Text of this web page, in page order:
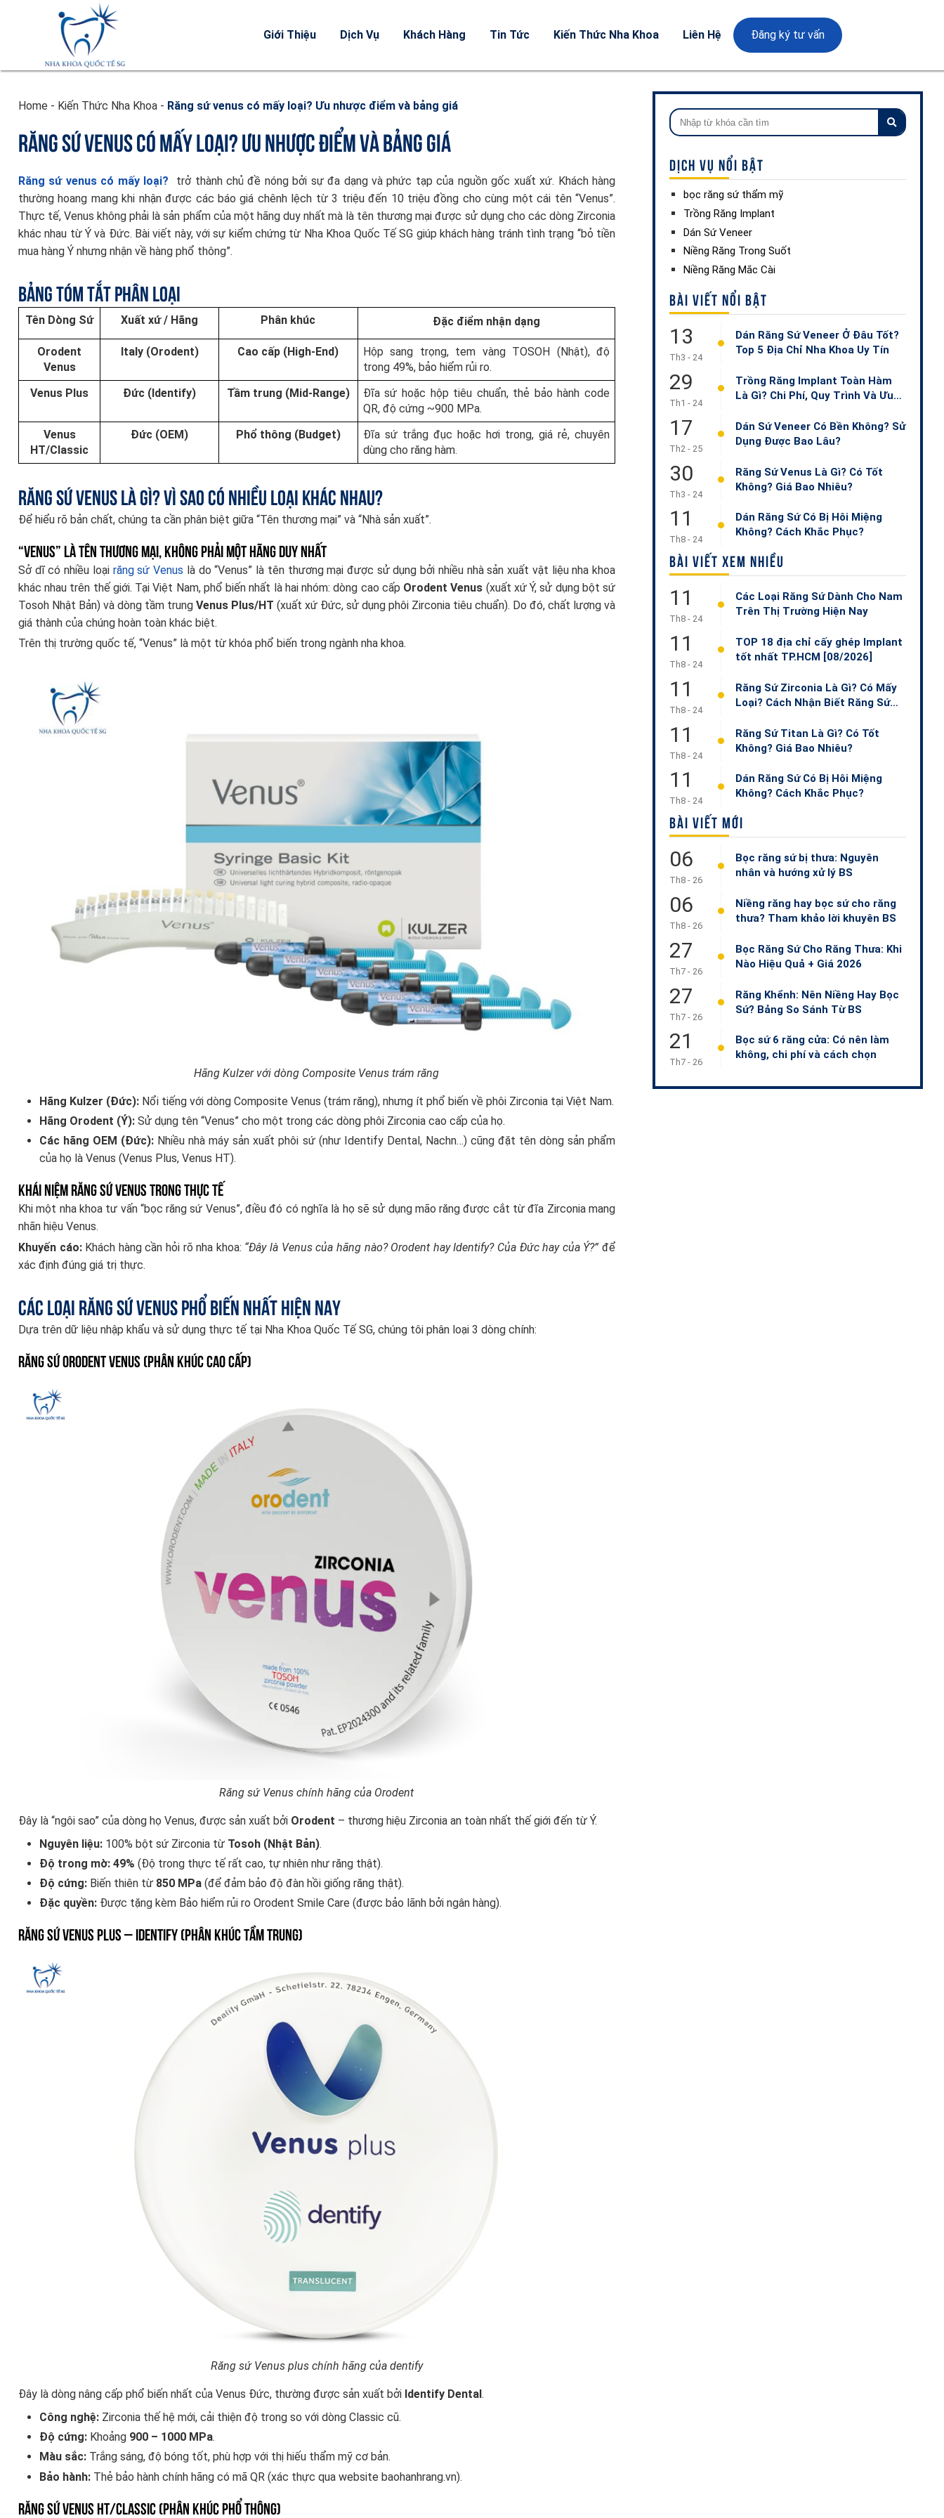
Giới Thiệu Dịch Vụ Khách Hàng Tin Tức Kiến Thức Nha Khoa Liên Hệ Đăng ký tư vấn
Home - Kiến Thức Nha Khoa - Răng sứ venus có mấy loại? Ưu nhược điểm và bảng giá
RĂNG SỨ VENUS CÓ MẤY LOẠI? ƯU NHƯỢC ĐIỂM VÀ BẢNG GIÁ
Răng sứ venus có mấy loại?
trở thành chủ đề nóng bởi sự đa dạng và phức tạp của nguồn gốc xuất xứ. Khách hàng
thường hoang mang khi nhận được các báo giá chênh lệch từ 3 triệu đến 10 triệu đồng cho cùng một cái tên “Venus”.
Thực tế, Venus không phải là sản phẩm của một hãng duy nhất mà là tên thương mại được sử dụng cho các dòng Zirconia
khác nhau từ Ý và Đức. Bài viết này, với sự kiểm chứng từ Nha Khoa Quốc Tế SG giúp khách hàng tránh tình trạng “bỏ tiền
mua hàng Ý nhưng nhận về hàng phổ thông”.
Bảng Tóm Tắt Phân Loại
Tên Dòng Sứ Xuất xứ / Hãng Phân khúc Đặc điểm nhận dạng
Orodent
Venus
Italy (Orodent) Cao cấp (High-End)
Hộp sang trọng, tem vàng TOSOH (Nhật), độ
trong 49%, bảo hiểm rủi ro.
Venus Plus
Đức (Identify) Tầm trung (Mid-Range)
Đĩa sứ hoặc hộp tiêu chuẩn, thẻ bảo hành code
QR, độ cứng ~900 MPa.
Venus
HT/Classic
Đức (OEM) Phổ thông (Budget)
Đĩa sứ trắng đục hoặc hơi trong, giá rẻ, chuyên
dùng cho răng hàm.
Răng sứ Venus là gì? Vì sao có nhiều loại khác nhau?
Để hiểu rõ bản chất, chúng ta cần phân biệt giữa “Tên thương mại” và “Nhà sản xuất”.
“Venus” là tên thương mại, không phải một hãng duy nhất
Sở dĩ có nhiều loại răng sứ Venus là do “Venus” là tên thương mại được sử dụng bởi nhiều nhà sản xuất vật liệu nha khoa
khác nhau trên thế giới. Tại Việt Nam, phổ biến nhất là hai nhóm: dòng cao cấp Orodent Venus (xuất xứ Ý, sử dụng bột sứ
Tosoh Nhật Bản) và dòng tầm trung Venus Plus/HT (xuất xứ Đức, sử dụng phôi Zirconia tiêu chuẩn). Do đó, chất lượng và
giá thành của chúng hoàn toàn khác biệt.
Trên thị trường quốc tế, “Venus” là một từ khóa phổ biến trong ngành nha khoa.
Hãng Kulzer với dòng Composite Venus trám răng
Hãng Kulzer (Đức): Nổi tiếng với dòng Composite Venus (trám răng), nhưng ít phổ biến về phôi Zirconia tại Việt Nam.
Hãng Orodent (Ý): Sử dụng tên “Venus” cho một trong các dòng phôi Zirconia cao cấp của họ.
Các hãng OEM (Đức): Nhiều nhà máy sản xuất phôi sứ (như Identify Dental, Nachn…) cũng đặt tên dòng sản phẩm
của họ là Venus (Venus Plus, Venus HT).
Khái niệm răng sứ Venus trong thực tế
Khi một nha khoa tư vấn “bọc răng sứ Venus”, điều đó có nghĩa là họ sẽ sử dụng mão răng được cắt từ đĩa Zirconia mang
nhãn hiệu Venus.
Khuyến cáo:Khách hàng cần hỏi rõ nha khoa: “Đây là Venus của hãng nào? Orodent hay Identify? Của Đức hay của Ý?” để
xác định đúng giá trị thực.
Các Loại Răng Sứ Venus Phổ Biến Nhất Hiện Nay
Dựa trên dữ liệu nhập khẩu và sử dụng thực tế tại Nha Khoa Quốc Tế SG, chúng tôi phân loại 3 dòng chính:
Răng sứ Orodent Venus (Phân khúc Cao cấp)
Răng sứ Venus chính hãng của Orodent
Đây là “ngôi sao” của dòng họ Venus, được sản xuất bởi Orodent – thương hiệu Zirconia an toàn nhất thế giới đến từ Ý.
Nguyên liệu: 100% bột sứ Zirconia từ Tosoh (Nhật Bản).
Độ trong mờ: 49% (Độ trong thực tế rất cao, tự nhiên như răng thật).
Độ cứng: Biến thiên từ 850 MPa (để đảm bảo độ đàn hồi giống răng thật).
Đặc quyền: Được tặng kèm Bảo hiểm rủi ro Orodent Smile Care (được bảo lãnh bởi ngân hàng).
Răng sứ Venus Plus – Identify (Phân khúc Tầm trung)
Răng sứ Venus plus chính hãng của dentify
Đây là dòng nâng cấp phổ biến nhất của Venus Đức, thường được sản xuất bởi Identify Dental.
Công nghệ: Zirconia thế hệ mới, cải thiện độ trong so với dòng Classic cũ.
Độ cứng: Khoảng 900 – 1000 MPa.
Màu sắc: Trắng sáng, độ bóng tốt, phù hợp với thị hiếu thẩm mỹ cơ bản.
Bảo hành: Thẻ bảo hành chính hãng có mã QR (xác thực qua website baohanhrang.vn).
Răng sứ Venus HT/Classic (Phân khúc Phổ thông)
DỊCH VỤ NỔI BẬT
bọc răng sứ thẩm mỹ
Trồng Răng Implant
Dán Sứ Veneer
Niềng Răng Trong Suốt
Niềng Răng Mắc Cài
BÀI VIẾT NỔI BẬT
13
Th3 - 24
Dán Răng Sứ Veneer Ở Đâu Tốt?
Top 5 Địa Chỉ Nha Khoa Uy Tín
29
Th1 - 24
Trồng Răng Implant Toàn Hàm
Là Gì? Chi Phí, Quy Trình Và Ưu
17
Th2 - 25
Dán Sứ Veneer Có Bền Không? Sử
Dụng Được Bao Lâu?
30
Th3 - 24
Răng Sứ Venus Là Gì? Có Tốt
Không? Giá Bao Nhiêu?
11
Th8 - 24
Dán Răng Sứ Có Bị Hôi Miệng
Không? Cách Khắc Phục?
BÀI VIẾT XEM NHIỀU
11
Th8 - 24
Các Loại Răng Sứ Dành Cho Nam
Trên Thị Trường Hiện Nay
11
Th8 - 24
TOP 18 địa chỉ cấy ghép Implant
tốt nhất TP.HCM [08/2026]
11
Th8 - 24
Răng Sứ Zirconia Là Gì? Có Mấy
Loại? Cách Nhận Biết Răng Sứ
11
Th8 - 24
Răng Sứ Titan Là Gì? Có Tốt
Không? Giá Bao Nhiêu?
11
Th8 - 24
Dán Răng Sứ Có Bị Hôi Miệng
Không? Cách Khắc Phục?
BÀI VIẾT MỚI
06
Th8 - 26
Bọc răng sứ bị thưa: Nguyên
nhân và hướng xử lý BS
06
Th8 - 26
Niềng răng hay bọc sứ cho răng
thưa? Tham khảo lời khuyên BS
27
Th7 - 26
Bọc Răng Sứ Cho Răng Thưa: Khi
Nào Hiệu Quả + Giá 2026
27
Th7 - 26
Răng Khểnh: Nên Niềng Hay Bọc
Sứ? Bảng So Sánh Từ BS
21
Th7 - 26
Bọc sứ 6 răng cửa: Có nên làm
không, chi phí và cách chọn